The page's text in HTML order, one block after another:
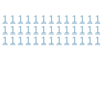
1 1 1 1 1 1 1 1 1 1 1 1 1
1 1 1 1 1 1 1 1 1 1 1 1 1
1 1 1 1 1 1 1 1 1 1 1 1 1